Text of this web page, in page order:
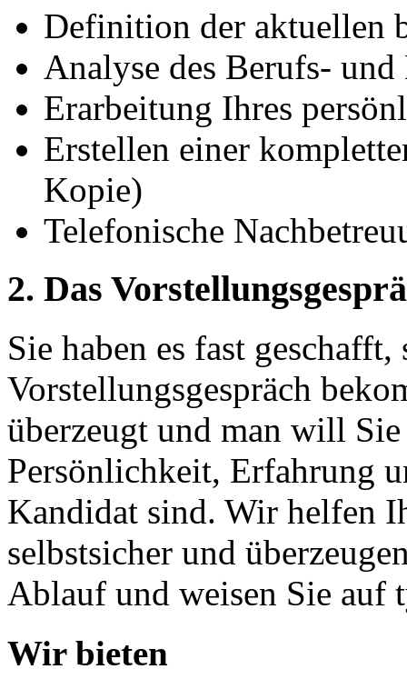
Definition der aktuellen
Analyse des Berufs- und
Erarbeitung Ihres
Erstellen einer
Kopie)
Telefonische
2. Das
Sie haben es fast
Vorstellungsgespräch
überzeugt und man will
Persönlichkeit, Erfahrung
Kandidat sind. Wir helfen
selbstsicher und
Ablauf und weisen Sie auf
Wir bieten